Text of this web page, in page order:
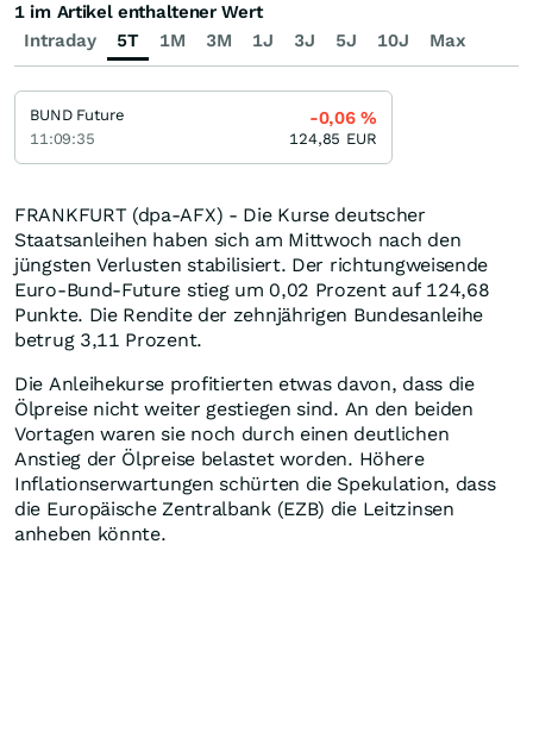
FRANKFURT (dpa-AFX) - Die Kurse deutscher
Staatsanleihen haben sich am Mittwoch nach den
jüngsten Verlusten stabilisiert. Der richtungweisende
Euro-Bund-Future stieg um 0,02 Prozent auf 124,68
Punkte. Die Rendite der zehnjährigen Bundesanleihe
betrug 3,11 Prozent.
Die Anleihekurse profitierten etwas davon, dass die
Ölpreise nicht weiter gestiegen sind. An den beiden
Vortagen waren sie noch durch einen deutlichen
Anstieg der Ölpreise belastet worden. Höhere
Inflationserwartungen schürten die Spekulation, dass
die Europäische Zentralbank (EZB) die Leitzinsen
anheben könnte.
Intraday 5T 1M 3M 1J 3J 5J 10J Max
1 im Artikel enthaltener Wert
BUND Future
11:09:35
-0,06%
124,85 EUR